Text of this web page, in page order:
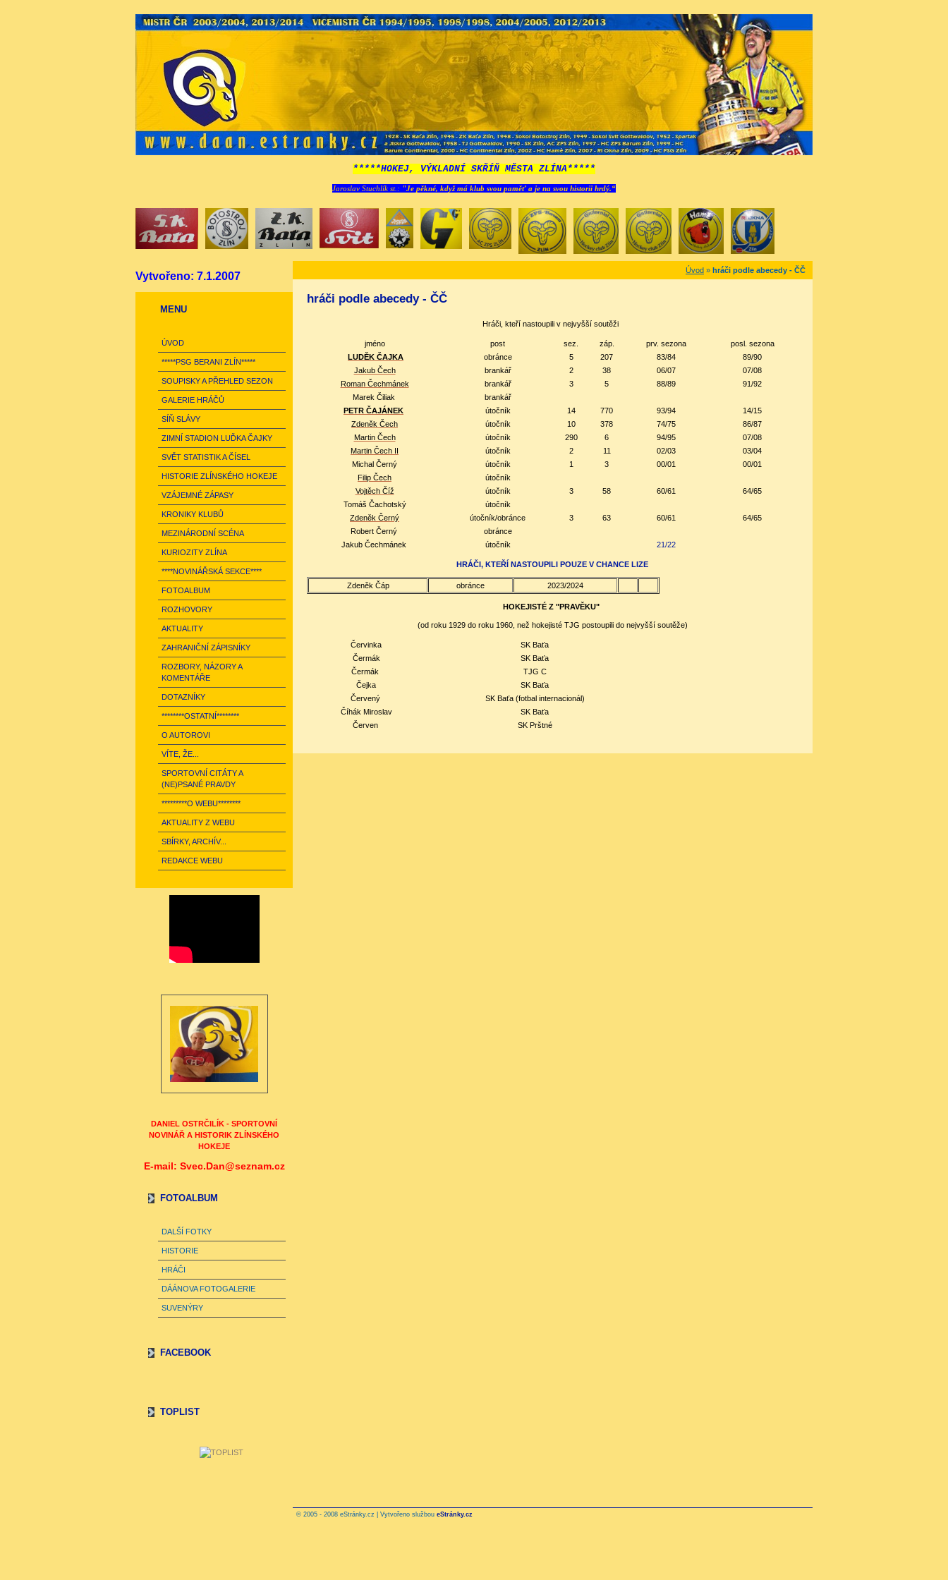
*****HOKEJ, VÝKLADNÍ SKŘÍŇ MĚSTA ZLÍNA*****
Jaroslav Stuchlík st.: "Je pěkné, když má klub svou paměť a je na svou historii hrdý.“
Vytvořeno: 7.1.2007
MENU
ÚVOD
*****PSG BERANI ZLÍN*****
SOUPISKY A PŘEHLED SEZON
GALERIE HRÁČŮ
SÍŇ SLÁVY
ZIMNÍ STADION LUĎKA ČAJKY
SVĚT STATISTIK A ČÍSEL
HISTORIE ZLÍNSKÉHO HOKEJE
VZÁJEMNÉ ZÁPASY
KRONIKY KLUBŮ
MEZINÁRODNÍ SCÉNA
KURIOZITY ZLÍNA
****NOVINÁŘSKÁ SEKCE****
FOTOALBUM
ROZHOVORY
AKTUALITY
ZAHRANIČNÍ ZÁPISNÍKY
ROZBORY, NÁZORY A
KOMENTÁŘE
DOTAZNÍKY
********OSTATNÍ********
O AUTOROVI
VÍTE, ŽE...
SPORTOVNÍ CITÁTY A
(NE)PSANÉ PRAVDY
*********O WEBU********
AKTUALITY Z WEBU
SBÍRKY, ARCHÍV...
REDAKCE WEBU
DANIEL OSTRČILÍK - SPORTOVNÍ
NOVINÁŘ A HISTORIK ZLÍNSKÉHO
HOKEJE
E-mail: Svec.Dan@seznam.cz
FOTOALBUM
DALŠÍ FOTKY
HISTORIE
HRÁČI
DÁÁNOVA FOTOGALERIE
SUVENÝRY
FACEBOOK
TOPLIST
Úvod » hráči podle abecedy - ČČ
hráči podle abecedy - ČČ
Hráči, kteří nastoupili v nejvyšší soutěži
jméno post sez. záp. prv. sezona
posl. sezona
LUDĚK ČAJKA
obránce 5 207 83/84
89/90
Jakub Čech
brankář 2 38 06/07
07/08
Roman Čechmánek
brankář 3 5 88/89
91/92
Marek Čiliak
brankář
PETR ČAJÁNEK
útočník 14 770 93/94
14/15
Zdeněk Čech
útočník 10 378 74/75
86/87
Martin Čech
útočník 290 6 94/95
07/08
Martin Čech II
útočník 2 11 02/03
03/04
Michal Černý
útočník 1 3 00/01
00/01
Filip Čech
útočník
Vojtěch Číž
útočník 3 58 60/61
64/65
Tomáš Čachotský
útočník
Zdeněk Černý
útočník/obránce 3 63 60/61
64/65
Robert Černý
obránce
Jakub Čechmánek
útočník 21/22
HRÁČI, KTEŘÍ NASTOUPILI POUZE V CHANCE LIZE
Zdeněk Čáp obránce 2023/2024
HOKEJISTÉ Z "PRAVĚKU"
(od roku 1929 do roku 1960, než hokejisté TJG postoupili do nejvyšší soutěže)
Červinka
SK Baťa
Čermák
SK Baťa
Čermák
TJG C
Čejka
SK Baťa
Červený
SK Baťa (fotbal internacionál)
Číhák Miroslav
SK Baťa
Červen
SK Prštné
© 2005 - 2008 eStránky.cz | Vytvořeno službou eStránky.cz